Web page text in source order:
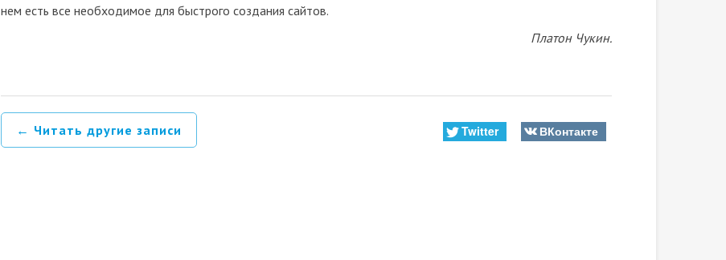
нем есть все необходимое для быстрого создания сайтов.
Платон Чукин.
← Читать другие записи Twitter ВКонтакте